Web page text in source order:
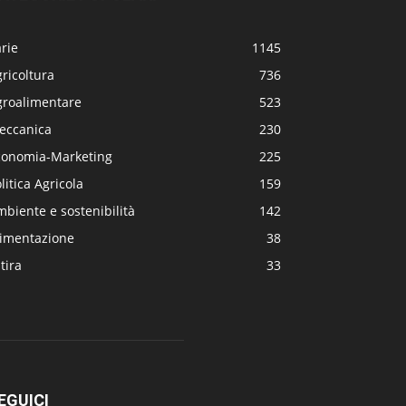
1145
736
523
230
Marketing
225
Agricola
159
e sostenibilità
142
38
33